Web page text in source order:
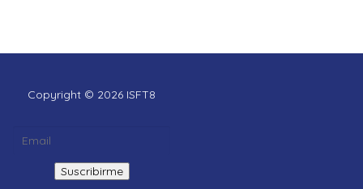
Copyright © 2026 ISFT8